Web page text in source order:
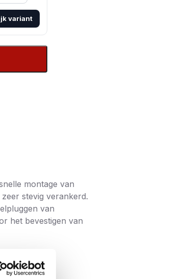
variant
montage van
stevig verankerd.
van
het bevestigen van